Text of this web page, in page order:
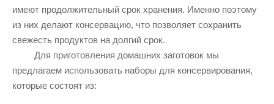
имеют продолжительный срок хранения. Именно поэтому
из них делают консервацию, что позволяет сохранить
свежесть продуктов на долгий срок.
Для приготовления домашних заготовок мы
предлагаем использовать наборы для консервирования,
которые состоят из: